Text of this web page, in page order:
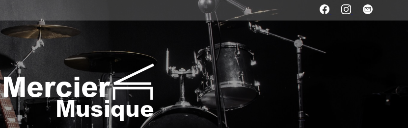
Mercier
Musique